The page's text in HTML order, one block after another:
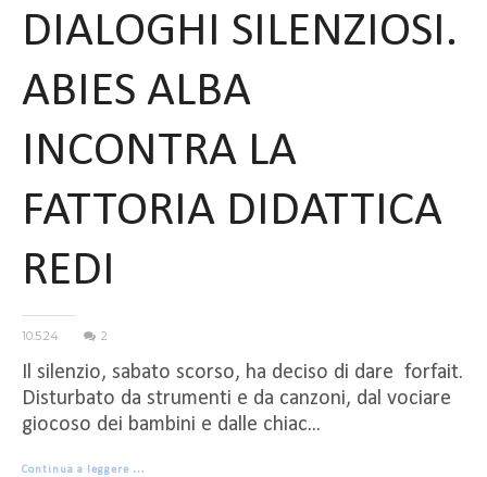
DIALOGHI SILENZIOSI.
ABIES ALBA
INCONTRA LA
FATTORIA DIDATTICA
REDI
10.5.24 2
Il silenzio, sabato scorso, ha deciso di dare forfait.
Disturbato da strumenti e da canzoni, dal vociare
giocoso dei bambini e dalle chiac...
Continua a leggere …